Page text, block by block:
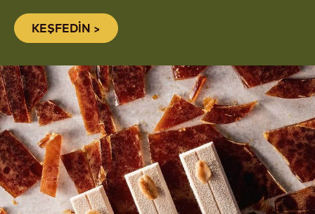
ORİJİNAL BELÇİKA LEZZETİNİ
NASIL YARATIYORUZ
KEŞFEDİN >